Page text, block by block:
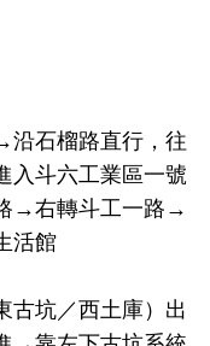
沿石榴路直行，往
斗六工業區一號
→右轉斗工一路→
活館
古坑／西土庫）出